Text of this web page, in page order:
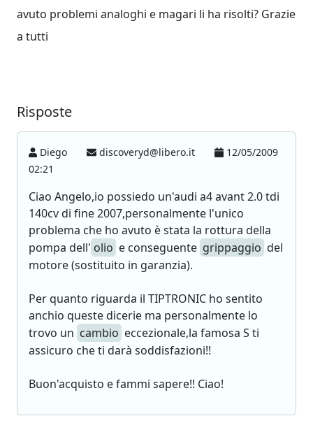
avuto problemi analoghi e magari li ha risolti? Grazie
a tutti
Risposte
Diego discoveryd@libero.it
12/05/2009
02:21
Ciao Angelo,io possiedo un'audi a4 avant 2.0 tdi
140cv di fine 2007,personalmente l'unico
problema che ho avuto è stata la rottura della
pompa dell' olio e conseguente grippaggio del
motore (sostituito in garanzia).
Per quanto riguarda il TIPTRONIC ho sentito
anchio queste dicerie ma personalmente lo
trovo un cambio eccezionale,la famosa S ti
assicuro che ti darà soddisfazioni!!
Buon'acquisto e fammi sapere!! Ciao!